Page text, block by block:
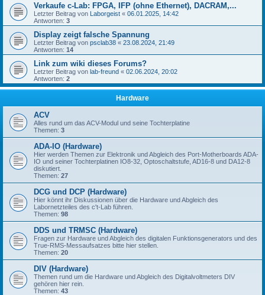
Verkaufe c-Lab: FPGA, IFP (ohne Ethernet), DACRAM,...
Letzter Beitrag von Laborgeist « 06.01.2025, 14:42
Antworten: 3
Display zeigt falsche Spannung
Letzter Beitrag von psclab38 « 23.08.2024, 21:49
Antworten: 14
Link zum wiki dieses Forums?
Letzter Beitrag von lab-freund « 02.06.2024, 20:02
Antworten: 2
Hardware
ACV
Alles rund um das ACV-Modul und seine Tochterplatine
Themen: 3
ADA-IO (Hardware)
Hier werden Themen zur Elektronik und Abgleich des Port-Motherboards ADA-
IO und seiner Tochterplatinen IO8-32, Optoschaltstufe, AD16-8 und DA12-8
diskutiert.
Themen: 27
DCG und DCP (Hardware)
Hier könnt ihr Diskussionen über die Hardware und Abgleich des
Labornetzteiles des c't-Lab führen.
Themen: 98
DDS und TRMSC (Hardware)
Fragen zur Hardware und Abgleich des digitalen Funktionsgenerators und des
True-RMS-Messaufsatzes bitte hier stellen.
Themen: 20
DIV (Hardware)
Themen rund um die Hardware und Abgleich des Digitalvoltmeters DIV
gehören hier rein.
Themen: 43